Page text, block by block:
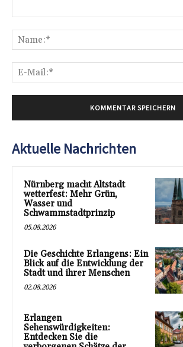
Aktuelle Nachrichten
Nürnberg macht Altstadt
wetterfest: Mehr Grün,
Wasser und
Schwammstadtprinzip
05.08.2026
Die Geschichte Erlangens: Ein
Blick auf die Entwicklung der
Stadt und ihrer Menschen
02.08.2026
Erlangen
Sehenswürdigkeiten:
Entdecken Sie die